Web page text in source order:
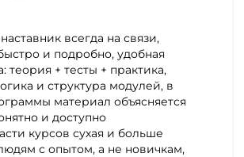
всегда на связи,
и подробно, удобная
теория + тесты + практика,
и структура модулей, в
материал объясняется
и доступно
курсов сухая и больше
с опытом, а не новичкам,